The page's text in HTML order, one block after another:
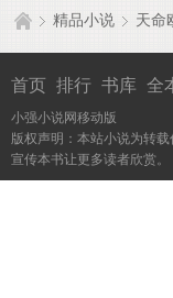
精品小说 天命
首页 排行 书库 全
小强小说网移动版
版权声明：本站小说为转
宣传本书让更多读者欣赏。